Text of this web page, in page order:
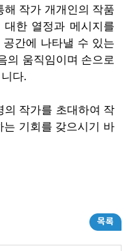
해 작가 개개인의 작품
한 열정과 메시지를
간에 나타낼 수 있는
의 움직임이며 손으로
다.
의 작가를 초대하여 작
기회를 갖으시기 바
목록